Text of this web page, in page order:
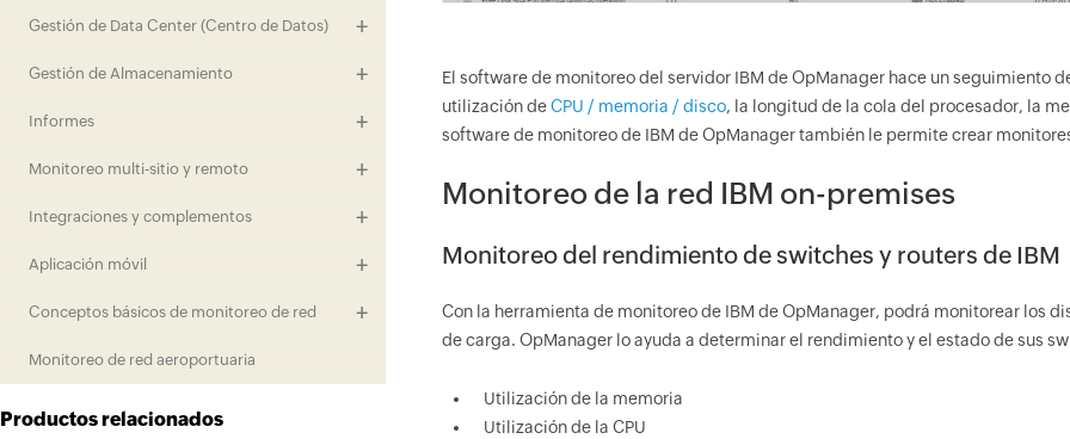
Gestión de Data Center (Centro de Datos)
Gestión de Almacenamiento
Informes
Monitoreo multi-sitio y remoto
Integraciones y complementos
Aplicación móvil
Conceptos básicos de monitoreo de red
Monitoreo de red aeroportuaria
Productos relacionados
El software de monitoreo del servidor IBM de OpManager hace un
utilización deCPU / memoria / disco, la longitud de la cola del procesador, la
software de monitoreo de IBM de OpManager también le permite crear
Monitoreo de la red IBM on-premises
Monitoreo del rendimiento de switches y routers de IBM
Con la herramienta de monitoreo de IBM de OpManager, podrá monitorear los
de carga. OpManager lo ayuda a determinar el rendimiento y el estado de sus
Utilización de la memoria
Utilización de la CPU